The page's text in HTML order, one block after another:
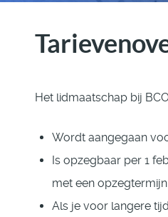
Het lidmaatschap bij
Wordt aangegaan
Is opzegbaar per 1
met een
Als je voor langere